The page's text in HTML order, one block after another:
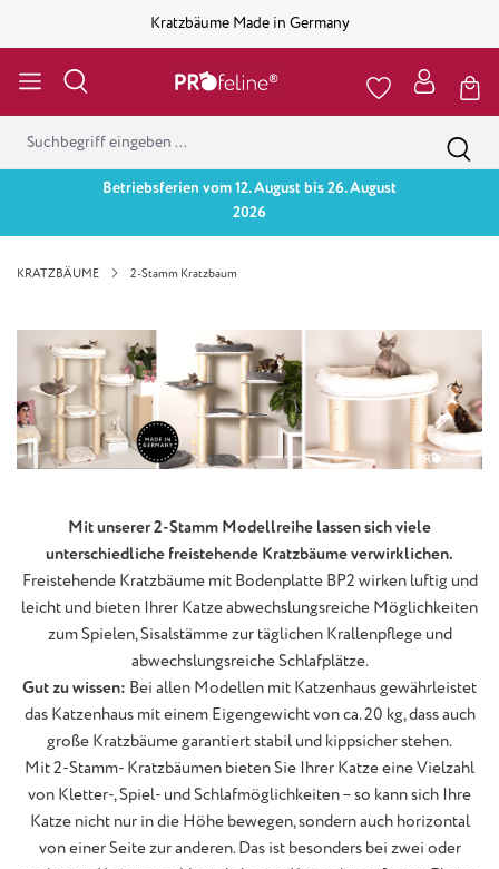
Kratzbäume Made in Germany
Betriebsferien vom 12. August bis 26. August
2026
KRATZBÄUME 2-Stamm Kratzbaum
Mit unserer 2-Stamm Modellreihe lassen sich viele
unterschiedliche freistehende Kratzbäume verwirklichen.
Freistehende Kratzbäume mit Bodenplatte BP2 wirken luftig und
leicht und bieten Ihrer Katze abwechslungsreiche Möglichkeiten
zum Spielen, Sisalstämme zur täglichen Krallenpflege und
abwechslungsreiche Schlafplätze.
Gut zu wissen: Bei allen Modellen mit Katzenhaus gewährleistet
das Katzenhaus mit einem Eigengewicht von ca. 20 kg, dass auch
große Kratzbäume garantiert stabil und kippsicher stehen.
Mit 2-Stamm- Kratzbäumen bieten Sie Ihrer Katze eine Vielzahl
von Kletter-, Spiel- und Schlafmöglichkeiten – so kann sich Ihre
Katze nicht nur in die Höhe bewegen, sondern auch horizontal
von einer Seite zur anderen. Das ist besonders bei zwei oder